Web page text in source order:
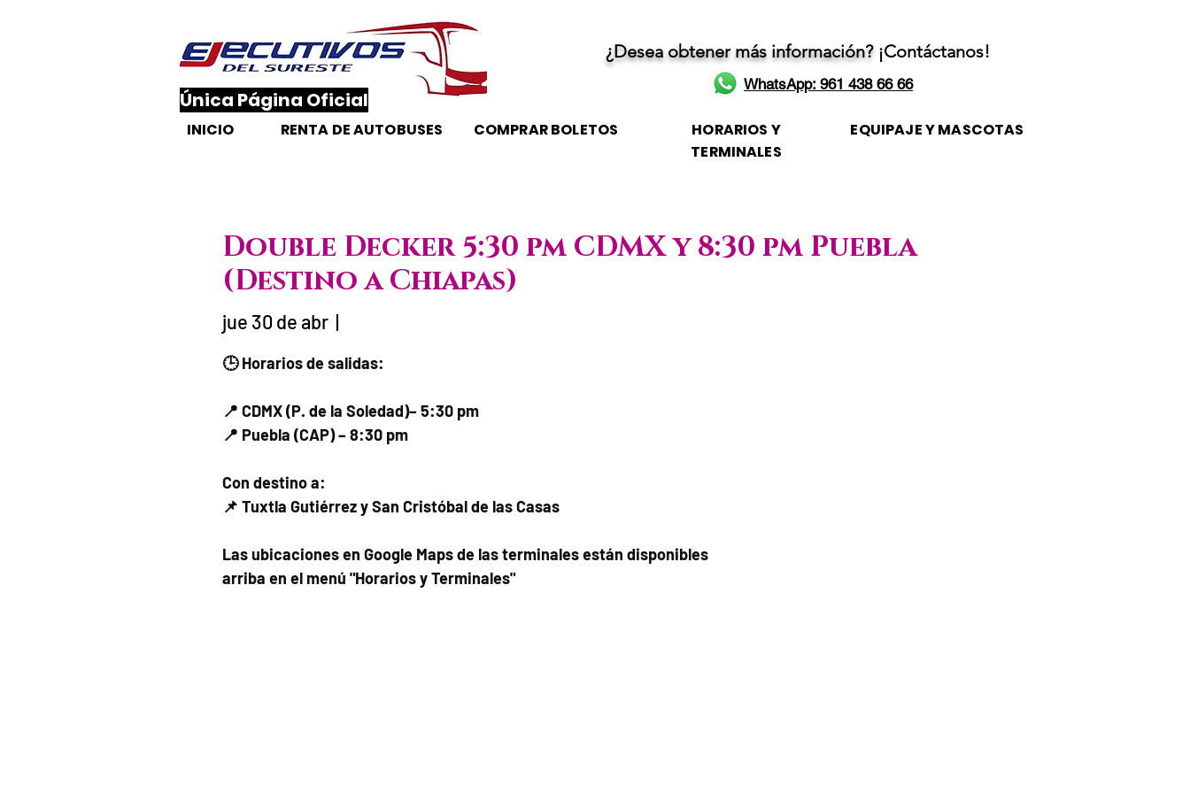
​Única Página Oficial
¿Desea obtener más información? ¡Contáctanos!
WhatsApp: 961 438 66 66
INICIO RENTA DE AUTOBUSES COMPRAR BOLETOS
HORARIOS Y
TERMINALES
EQUIPAJE Y MASCOTAS
Double Decker 5:30 pm CDMX y 8:30 pm Puebla
(Destino a Chiapas)
jue 30 de abr
  |
🕒 Horarios de salidas:
📍 CDMX (P. de la Soledad)– 5:30 pm
📍 Puebla (CAP) – 8:30 pm
Con destino a:
📌 Tuxtla Gutiérrez y San Cristóbal de las Casas
Las ubicaciones en Google Maps de las terminales están disponibles
arriba en el menú "Horarios y Terminales"